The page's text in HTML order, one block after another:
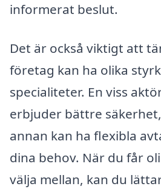
informerat beslut.
Det är också viktigt att
företag kan ha olika
specialiteter. En viss
erbjuder bättre
annan kan ha flexibla
dina behov. När du får
välja mellan, kan du